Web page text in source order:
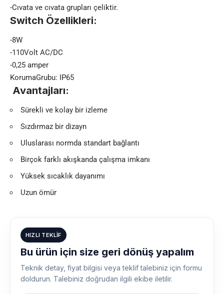
-Cıvata ve cıvata grupları çeliktir.
Switch Özellikleri:
-8W
-110Volt AC/DC
-0,25 amper
KorumaGrubu: IP65
Avantajları:
Sürekli ve kolay bir izleme
Sızdırmaz bir dizayn
Uluslarası normda standart bağlantı
Birçok farklı akışkanda çalışma imkanı
Yüksek sıcaklık dayanımı
Uzun ömür
HIZLI TEKLIF
Bu ürün için size geri dönüş yapalım
Teknik detay, fiyat bilgisi veya teklif talebiniz için formu
doldurun. Talebiniz doğrudan ilgili ekibe iletilir.